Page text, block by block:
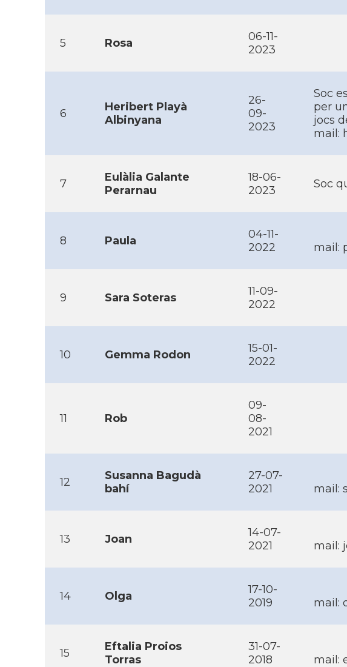
5 Rosa
06-11-
2023
6
Heribert Playà
Albinyana
26-
09-
2023
Soc
per
jocs
mail:
7
Eulàlia Galante
Perarnau
18-06-
2023
Soc
8 Paula
04-11-
2022
mail:
9 Sara Soteras
11-09-
2022
10 Gemma Rodon
15-01-
2022
11 Rob
09-
08-
2021
12
Susanna Bagudà
bahí­
27-07-
2021
mail:
13 Joan
14-07-
2021
mail:
14 Olga
17-10-
2019
mail:
15
Eftalia Proios
Torras
31-07-
2018
mail: